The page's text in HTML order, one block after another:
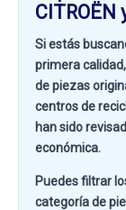
CITROËN
Si estás
primera calidad
de piezas
centros de
han sido
económica.
Puedes filtrar
categoría de